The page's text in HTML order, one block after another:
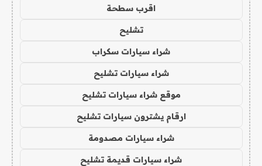
اقرب سطحة
تشليح
شراء سيارات سكراب
شراء سيارات تشليح
موقع شراء سيارات تشليح
ارقام يشترون سيارات تشليح
شراء سيارات مصدومة
شراء سيارات قديمة تشليح